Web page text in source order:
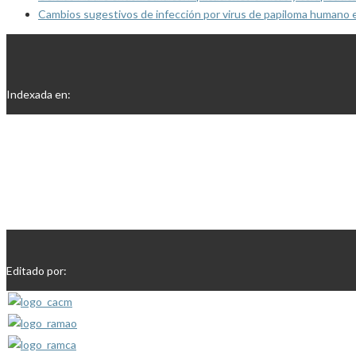
Cambios sugestivos de infección por virus de papiloma
Indexada en:
Editado por: